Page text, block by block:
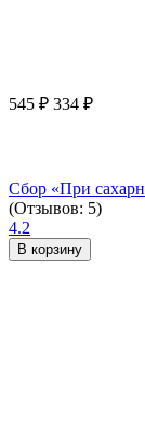
545 ₽ 334 ₽
Сбор «При
(Отзывов: 5)
4.2
В корзину